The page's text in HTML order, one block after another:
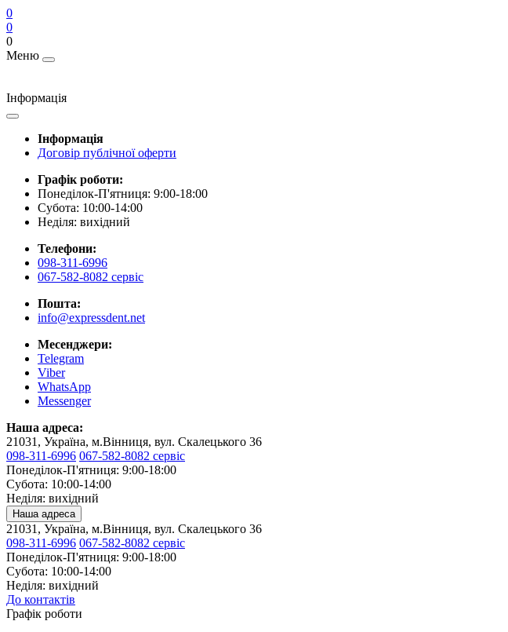
0
0
0
Меню
Інформація
Інформація
Договір публічної оферти
Графік роботи:
Понеділок-П'ятниця: 9:00-18:00
Субота: 10:00-14:00
Неділя: вихідний
Телефони:
098-311-6996
067-582-8082 сервіс
Пошта:
info@expressdent.net
Месенджери:
Telegram
Viber
WhatsApp
Messenger
Наша адреса:
21031, Україна, м.Вінниця, вул. Скалецького 36
098-311-6996 067-582-8082 сервіс
Понеділок-П'ятниця: 9:00-18:00
Субота: 10:00-14:00
Неділя: вихідний
Наша адреса
21031, Україна, м.Вінниця, вул. Скалецького 36
098-311-6996 067-582-8082 сервіс
Понеділок-П'ятниця: 9:00-18:00
Субота: 10:00-14:00
Неділя: вихідний
До контактів
Графік роботи